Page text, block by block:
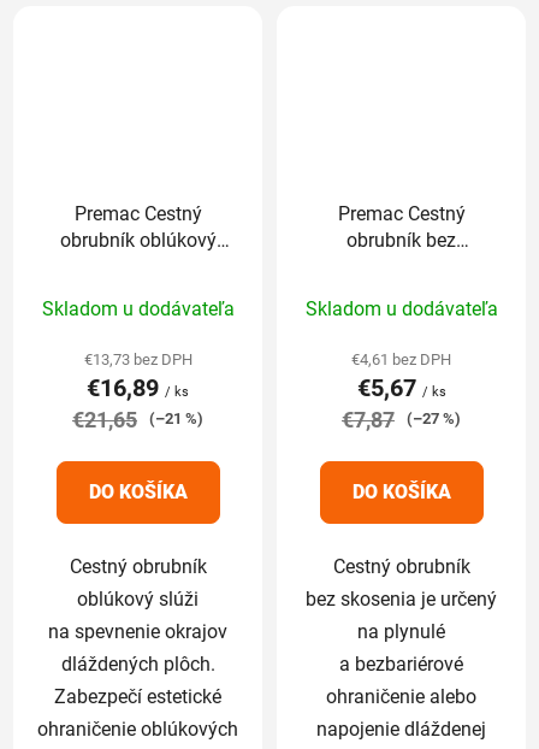
Premac Cestný
obrubník oblúkový
hodnotenie
produktu
je
5,0
5
hviezdičiek.
Skladom u dodávateľa
€13,73 bez DPH
€16,89 / ks
€21,65 (–21 %)
DO KOŠÍKA
Cestný obrubník
oblúkový slúži
na spevnenie okrajov
dláždených plôch.
Zabezpečí estetické
ohraničenie oblúkových
Premac Cestný
obrubník bez
hodnotenie
produktu
je
5,0
5
hviezdičiek.
Skladom u dodávateľa
€4,61 bez DPH
€5,67 / ks
€7,87 (–27 %)
DO KOŠÍKA
Cestný obrubník
bez skosenia je určený
na plynulé
a bezbariérové
ohraničenie alebo
napojenie dláždenej